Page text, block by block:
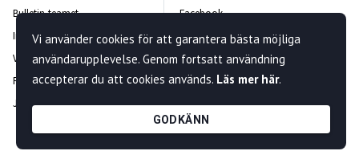
Bulletin-teamet
Integritetspolicy
Vanliga frågor och svar
Rättelsepolicy
Jobba hos oss
Facebook
Instagram
Kontakta oss
Nyhetsbrev
Vi använder cookies för att garantera bästa möjliga
användarupplevelse. Genom fortsatt användning
accepterar du att cookies används. Läs mer här.
GODKÄNN